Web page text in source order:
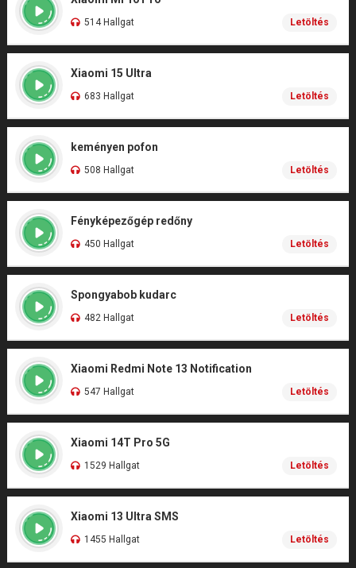
514 Hallgat Letöltés
Xiaomi 15 Ultra
683 Hallgat Letöltés
keményen pofon
508 Hallgat Letöltés
Fényképezőgép redőny
450 Hallgat Letöltés
Spongyabob kudarc
482 Hallgat Letöltés
Xiaomi Redmi Note 13 Notification
547 Hallgat Letöltés
Xiaomi 14T Pro 5G
1529 Hallgat Letöltés
Xiaomi 13 Ultra SMS
1455 Hallgat Letöltés